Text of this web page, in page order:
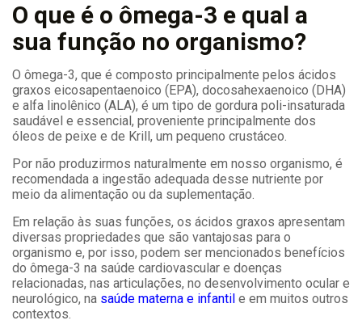
O que é o ômega-3 e qual a
sua função no organismo?
O ômega-3, que é composto principalmente pelos ácidos
graxos eicosapentaenoico (EPA), docosahexaenoico (DHA)
e alfa linolênico (ALA), é um tipo de gordura poli-insaturada
saudável e essencial, proveniente principalmente dos
óleos de peixe e de Krill, um pequeno crustáceo.
Por não produzirmos naturalmente em nosso organismo, é
recomendada a ingestão adequada desse nutriente por
meio da alimentação ou da suplementação.
Em relação às suas funções, os ácidos graxos apresentam
diversas propriedades que são vantajosas para o
organismo e, por isso, podem ser mencionados benefícios
do ômega-3 na saúde cardiovascular e doenças
relacionadas, nas articulações, no desenvolvimento ocular e
neurológico, na saúde materna e infantil e em muitos outros
contextos.